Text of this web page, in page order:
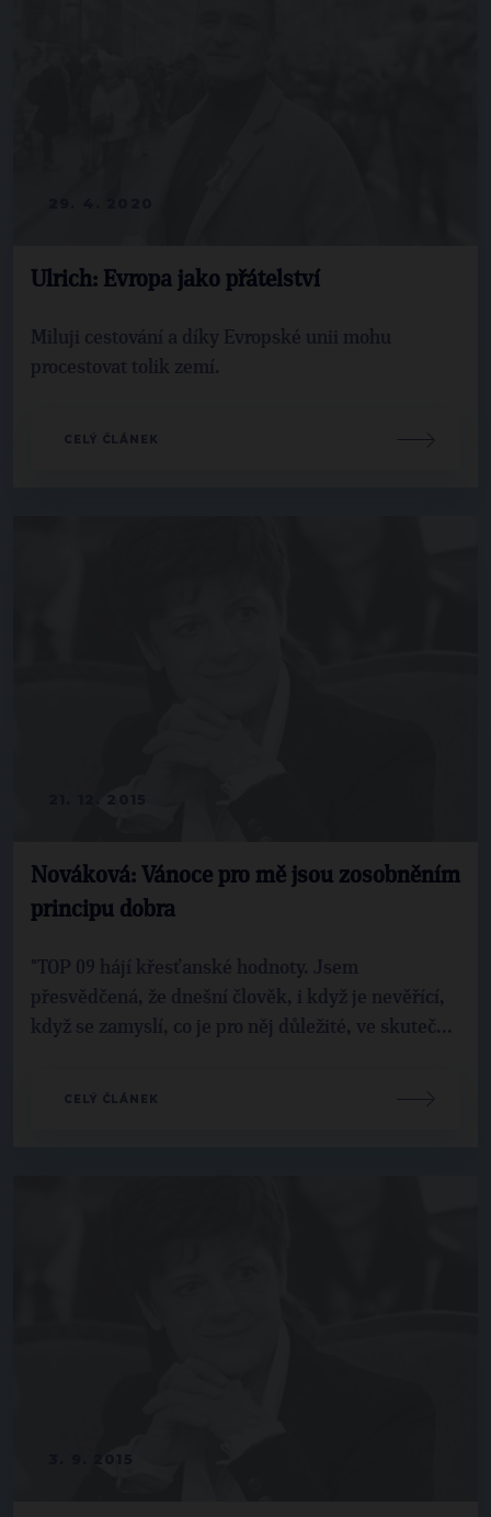
Ulrich: Evropa jako přátelství
Miluji cestování a díky Evropské unii mohu
procestovat tolik zemí.
CELÝ ČLÁNEK
Nováková: Vánoce pro mě jsou zosobněním
principu dobra
"TOP 09 hájí křesťanské hodnoty. Jsem
přesvědčená, že dnešní člověk, i když je nevěřící,
když se zamyslí, co je pro něj důležité, ve skuteč...
CELÝ ČLÁNEK